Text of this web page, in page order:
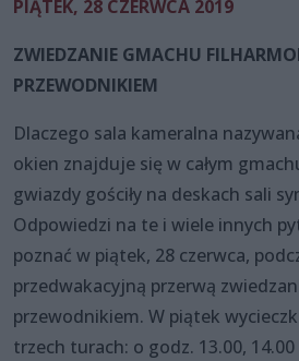
PIĄTEK, 28 CZERWCA 2019
ZWIEDZANIE GMACHU
PRZEWODNIKIEM
Dlaczego sala kameralna
okien znajduje się w całym
gwiazdy gościły na deskach sali
Odpowiedzi na te i wiele innych
poznać w piątek, 28 czerwca,
przedwakacyjną przerwą
przewodnikiem. W piątek
trzech turach: o godz. 13.00,